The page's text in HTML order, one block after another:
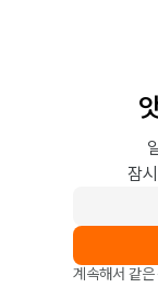
잠
계속해서 같